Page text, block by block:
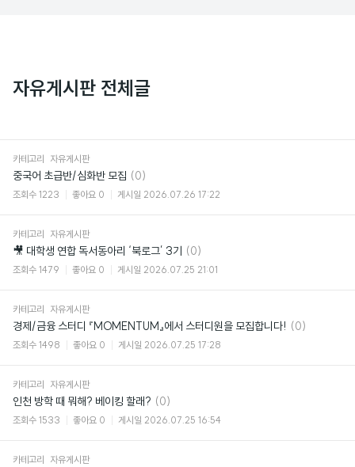
자유게시판 전체글
카테고리 자유게시판
중국어 초급반/심화반 모집 댓
글
(0)
조회수 1223 좋아요 0 게시일 2026.07.26 17:22
카테고리 자유게시판
🎥 대학생 연합 독서동아리 ‘북로그’ 3기
댓
글
(0)
조회수 1479 좋아요 0 게시일 2026.07.25 21:01
카테고리 자유게시판
경제/금융 스터디 『MOMENTUM』에서 스터디원을 모집합니다! 댓
(0)
조회수 1498 좋아요 0 게시일 2026.07.25 17:28
카테고리 자유게시판
인천 방학 때 뭐해? 베이킹 할래? 댓
글
(0)
조회수 1533 좋아요 0 게시일 2026.07.25 16:54
카테고리 자유게시판